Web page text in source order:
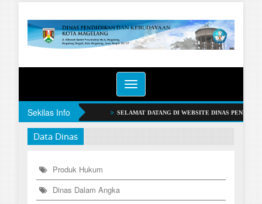
Toggle
navigation
Sekilas Info
SELAMAT DATANG DI
Data Dinas
Produk Hukum
Dinas Dalam Angka